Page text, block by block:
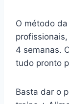
O método
4 semanas.
tudo pronto
Basta dar o